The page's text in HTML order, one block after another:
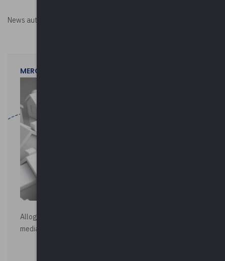
News autorizzata da
MERCOLEDì 29 LUGLIO 2026
Alloggi di Edilizia Residenziale Pubblica - Vendita all'asta
mediante procedura asincrona telematica